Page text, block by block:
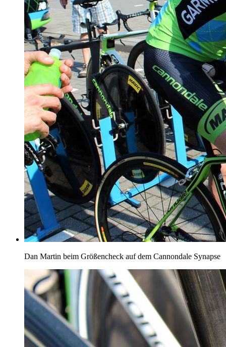
Dan Martin beim Größencheck auf dem Cannondale Synapse